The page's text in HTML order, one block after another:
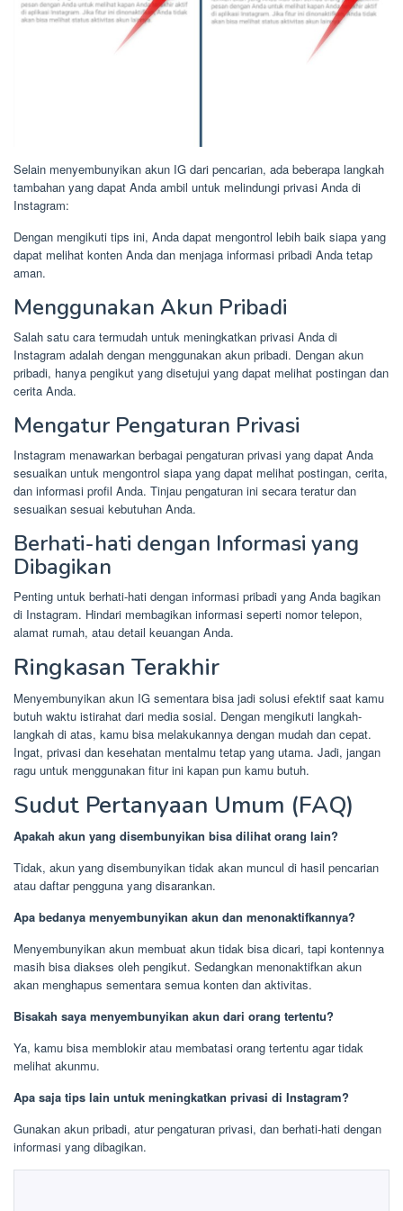
Selain menyembunyikan akun IG dari pencarian, ada beberapa langkah
tambahan yang dapat Anda ambil untuk melindungi privasi Anda di
Instagram:
Dengan mengikuti tips ini, Anda dapat mengontrol lebih baik siapa yang
dapat melihat konten Anda dan menjaga informasi pribadi Anda tetap
aman.
Menggunakan Akun Pribadi
Salah satu cara termudah untuk meningkatkan privasi Anda di
Instagram adalah dengan menggunakan akun pribadi. Dengan akun
pribadi, hanya pengikut yang disetujui yang dapat melihat postingan dan
cerita Anda.
Mengatur Pengaturan Privasi
Instagram menawarkan berbagai pengaturan privasi yang dapat Anda
sesuaikan untuk mengontrol siapa yang dapat melihat postingan, cerita,
dan informasi profil Anda. Tinjau pengaturan ini secara teratur dan
sesuaikan sesuai kebutuhan Anda.
Berhati-hati dengan Informasi yang
Dibagikan
Penting untuk berhati-hati dengan informasi pribadi yang Anda bagikan
di Instagram. Hindari membagikan informasi seperti nomor telepon,
alamat rumah, atau detail keuangan Anda.
Ringkasan Terakhir
Menyembunyikan akun IG sementara bisa jadi solusi efektif saat kamu
butuh waktu istirahat dari media sosial. Dengan mengikuti langkah-
langkah di atas, kamu bisa melakukannya dengan mudah dan cepat.
Ingat, privasi dan kesehatan mentalmu tetap yang utama. Jadi, jangan
ragu untuk menggunakan fitur ini kapan pun kamu butuh.
Sudut Pertanyaan Umum (FAQ)
Apakah akun yang disembunyikan bisa dilihat orang lain?
Tidak, akun yang disembunyikan tidak akan muncul di hasil pencarian
atau daftar pengguna yang disarankan.
Apa bedanya menyembunyikan akun dan menonaktifkannya?
Menyembunyikan akun membuat akun tidak bisa dicari, tapi kontennya
masih bisa diakses oleh pengikut. Sedangkan menonaktifkan akun
akan menghapus sementara semua konten dan aktivitas.
Bisakah saya menyembunyikan akun dari orang tertentu?
Ya, kamu bisa memblokir atau membatasi orang tertentu agar tidak
melihat akunmu.
Apa saja tips lain untuk meningkatkan privasi di Instagram?
Gunakan akun pribadi, atur pengaturan privasi, dan berhati-hati dengan
informasi yang dibagikan.